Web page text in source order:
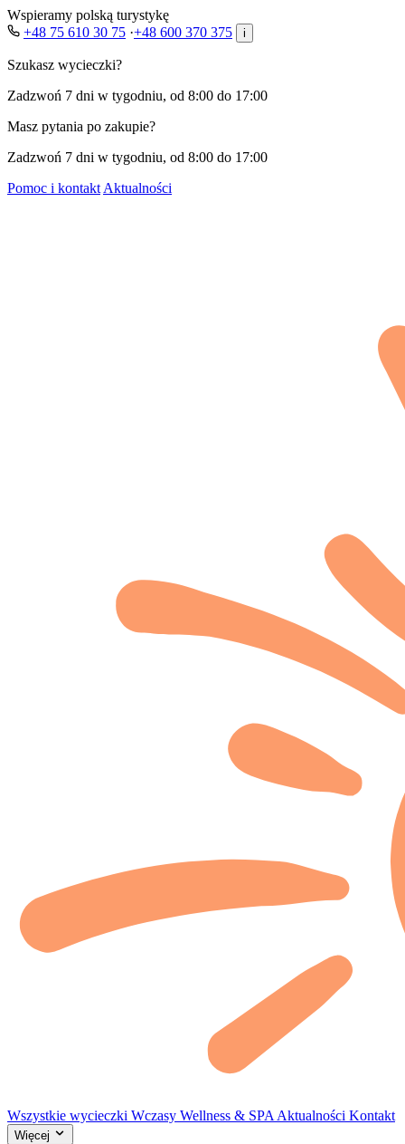
Wspieramy polską turystykę
+48 75 610 30 75 ·+48 600 370 375 i
Szukasz wycieczki?
Zadzwoń 7 dni w tygodniu, od 8:00 do 17:00
Masz pytania po zakupie?
Zadzwoń 7 dni w tygodniu, od 8:00 do 17:00
Pomoc i kontakt Aktualności
Wszystkie wycieczki Wczasy Wellness & SPA Aktualności Kontakt
Więcej